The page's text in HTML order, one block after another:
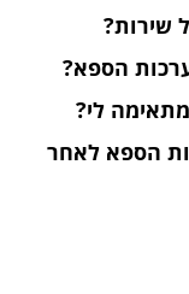
שירות?
הספא?
לי?
הספא לאחר